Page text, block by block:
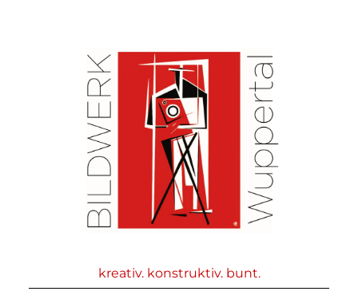
kreativ. konstruktiv. bunt.